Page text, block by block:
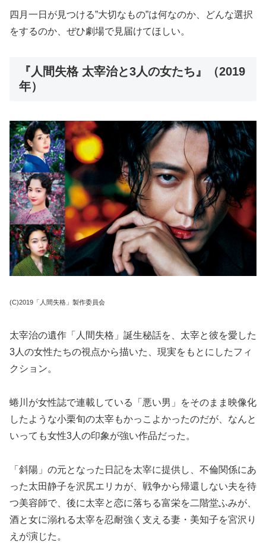
四月一日が見つける”大切なもの”は何なのか、どんな選択
をするのか、ぜひ劇場で見届けてほしい。
『人間失格 太宰治と3人の女たち』（2019
年）
(C)2019「人間失格」製作委員会
太宰治の遺作「人間失格」誕生秘話を、太宰と彼を愛した
3人の女性たちの視点から描いた、現実をもとにしたフィ
クション。
蜷川が女性誌で連載している「悪い男」をそのまま映像化
したような小栗旬の太宰もかっこよかったのだが、なんと
いっても女性3人の印象が強い作品だった。
「斜陽」の元となった日記を太宰に提供し、不倫関係にあ
った太田静子を沢尻エリカが、戦争から帰還しない夫を待
つ美容師で、後に太宰と恋に落ちる富栄を二階堂ふみが、
酒と女に溺れる太宰を忍耐強く支える妻・美知子を宮沢り
えが演じた。